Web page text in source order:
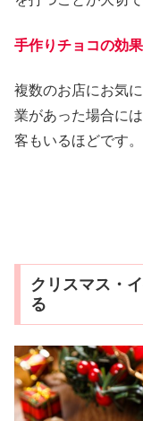
手作りチョコの効果
複数のお店にお気
業があった場合に
客もいるほどです。
クリスマス・
る